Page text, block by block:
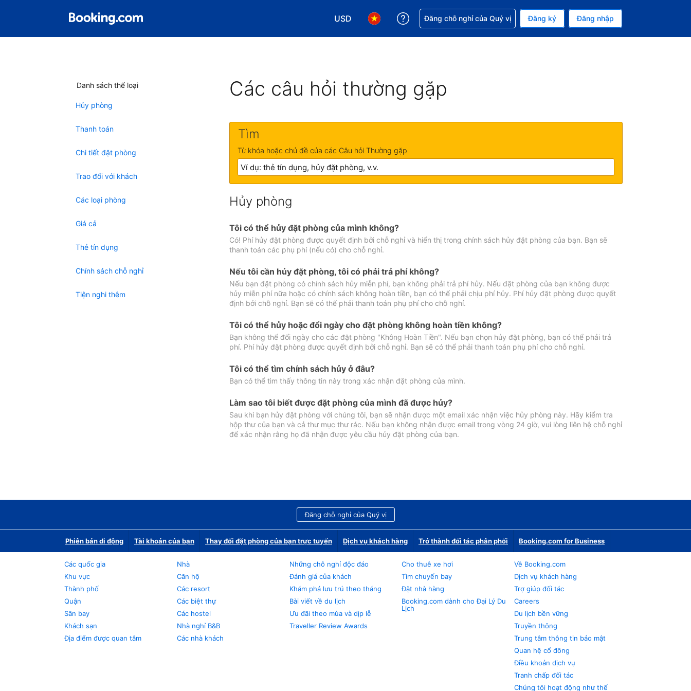
USD
Chọn loại tiền tệ của bạn. Loại tiền tệ hiện tại của bạn là Đô la Mỹ
Chọn ngôn ngữ của bạn. Ngôn ngữ hiện tại của bạn là Tiếng Việt
Nhận trợ giúp với đặt chỗ
Đăng chỗ nghỉ của Quý vị Đăng ký Đăng nhập
Danh sách thể loại
Hủy phòng
Thanh toán
Chi tiết đặt phòng
Trao đổi với khách
Các loại phòng
Giá cả
Thẻ tín dụng
Chính sách chỗ nghỉ
Tiện nghi thêm
Các câu hỏi thường gặp
Tìm
Từ khóa hoặc chủ đề của các Câu hỏi Thường gặp
Hủy phòng
Tôi có thể hủy đặt phòng của mình không?
Có! Phí hủy đặt phòng được quyết định bởi chỗ nghỉ và hiển thị trong chính sách hủy đặt phòng của bạn. Bạn sẽ
thanh toán các phụ phí (nếu có) cho chỗ nghỉ.
Nếu tôi cần hủy đặt phòng, tôi có phải trả phí không?
Nếu bạn đặt phòng có chính sách hủy miễn phí, bạn không phải trả phí hủy. Nếu đặt phòng của bạn không được
hủy miễn phí nữa hoặc có chính sách không hoàn tiền, bạn có thể phải chịu phí hủy. Phí hủy đặt phòng được quyết
định bởi chỗ nghỉ. Bạn sẽ có thể phải thanh toán phụ phí cho chỗ nghỉ.
Tôi có thể hủy hoặc đổi ngày cho đặt phòng không hoàn tiền không?
Bạn không thể đổi ngày cho các đặt phòng "Không Hoàn Tiền". Nếu bạn chọn hủy đặt phòng, bạn có thể phải trả
phí. Phí hủy đặt phòng được quyết định bởi chỗ nghỉ. Bạn sẽ có thể phải thanh toán phụ phí cho chỗ nghỉ.
Tôi có thể tìm chính sách hủy ở đâu?
Bạn có thể tìm thấy thông tin này trong xác nhận đặt phòng của mình.
Làm sao tôi biết được đặt phòng của mình đã được hủy?
Sau khi bạn hủy đặt phòng với chúng tôi, bạn sẽ nhận được một email xác nhận việc hủy phòng này. Hãy kiểm tra
hộp thư của bạn và cả thư mục thư rác. Nếu bạn không nhận được email trong vòng 24 giờ, vui lòng liên hệ chỗ nghỉ
để xác nhận rằng họ đã nhận được yêu cầu hủy đặt phòng của bạn.
Đăng chỗ nghỉ của Quý vị
Phiên bản di động Tài khoản của bạn Thay đổi đặt phòng của bạn trực tuyến Dịch vụ khách hàng Trở thành đối tác phân phối Booking.com for Business
Các quốc gia
Khu vực
Thành phố
Quận
Sân bay
Khách sạn
Địa điểm được quan tâm
Nhà
Căn hộ
Các resort
Các biệt thự
Các hostel
Nhà nghỉ B&B
Các nhà khách
Những chỗ nghỉ độc đáo
Đánh giá của khách
Khám phá lưu trú theo tháng
Bài viết về du lịch
Ưu đãi theo mùa và dịp lễ
Traveller Review Awards
Cho thuê xe hơi
Tìm chuyến bay
Đặt nhà hàng
Booking.com dành cho Đại Lý Du
Lịch
Về Booking.com
Dịch vụ khách hàng
Trợ giúp đối tác
Careers
Du lịch bền vững
Truyền thông
Trung tâm thông tin bảo mật
Quan hệ cổ đông
Điều khoản dịch vụ
Tranh chấp đối tác
Chúng tôi hoạt động như thế